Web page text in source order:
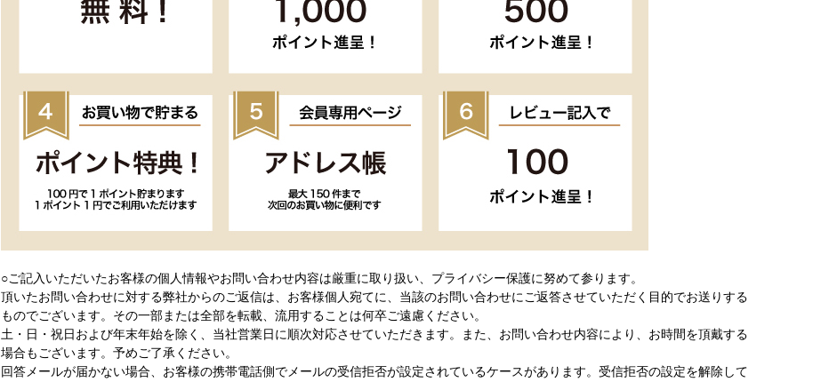
○ご記入いただいたお客様の個人情報やお問い合わせ内容は厳重に取り扱い、プライバシー保護に努めて参ります。
頂いたお問い合わせに対する弊社からのご返信は、お客様個人宛てに、当該のお問い合わせにご返答させていただく目的でお送りする
ものでございます。その一部または全部を転載、流用することは何卒ご遠慮ください。
土・日・祝日および年末年始を除く、当社営業日に順次対応させていただきます。また、お問い合わせ内容により、お時間を頂戴する
場合もございます。予めご了承ください。
回答メールが届かない場合、お客様の携帯電話側でメールの受信拒否が設定されているケースがあります。受信拒否の設定を解除して